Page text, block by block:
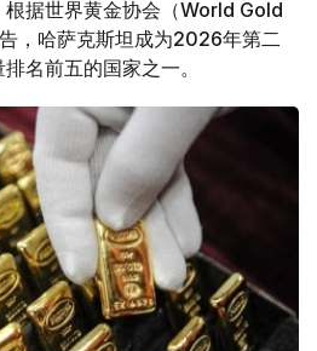
根据世界黄金协会（World Gold
，哈萨克斯坦成为2026年第二
名前五的国家之一。